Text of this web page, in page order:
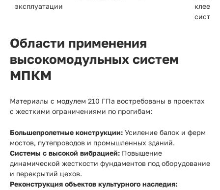
эксплуатации
Области применения
высокомодульных систем
МПКМ
Материалы с модулем 210 ГПа востребованы в проектах
с жесткими ограничениями по прогибам:
Большепролетные конструкции: Усиление балок и ферм
мостов, путепроводов и промышленных зданий.
Системы с высокой вибрацией: Повышение
динамической жесткости фундаментов под оборудование
и перекрытий цехов.
Реконструкция объектов культурного наследия: